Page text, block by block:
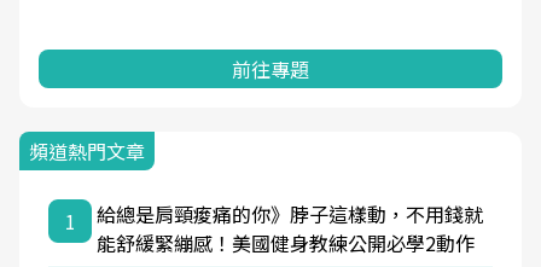
前往專題
頻道熱門文章
1
給總是肩頸痠痛的你》脖子這樣動，不用錢就
能舒緩緊繃感！美國健身教練公開必學2動作